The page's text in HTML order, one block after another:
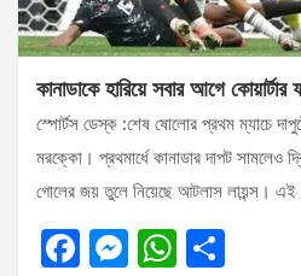
কানাডাকে হারিয়ে সবার আগে
স্পোর্টস ডেস্ক :শেষ ষোলোর প্রথম ম্যাচে
মরক্কো। প্রথমার্ধে কানাডার দাপট সামলেও
গোলের জয় তুলে নিয়েছে আটলাস লায়ন্স। এই
F
M W